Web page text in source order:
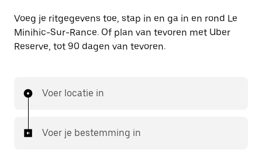
Voeg je ritgegevens toe, stap in en ga in en rond Le
Minihic-Sur-Rance. Of plan van tevoren met Uber
Reserve, tot 90 dagen van tevoren.
Voer locatie in
Voer je bestemming in